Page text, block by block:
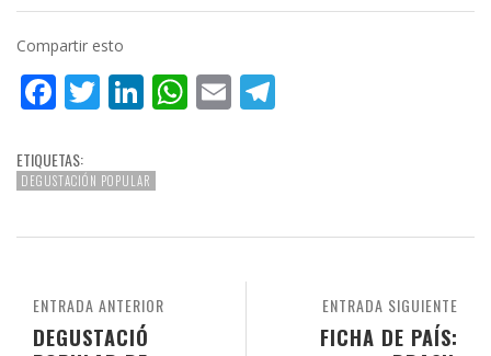
Compartir esto
Facebook
Twitter
LinkedIn
WhatsApp
Email
ETIQUETAS:
DEGUSTACIÓN POPULAR
ENTRADA SIGUIENTE
FICHA DE PAÍS:
ENTRADA ANTERIOR
DEGUSTACIÓ